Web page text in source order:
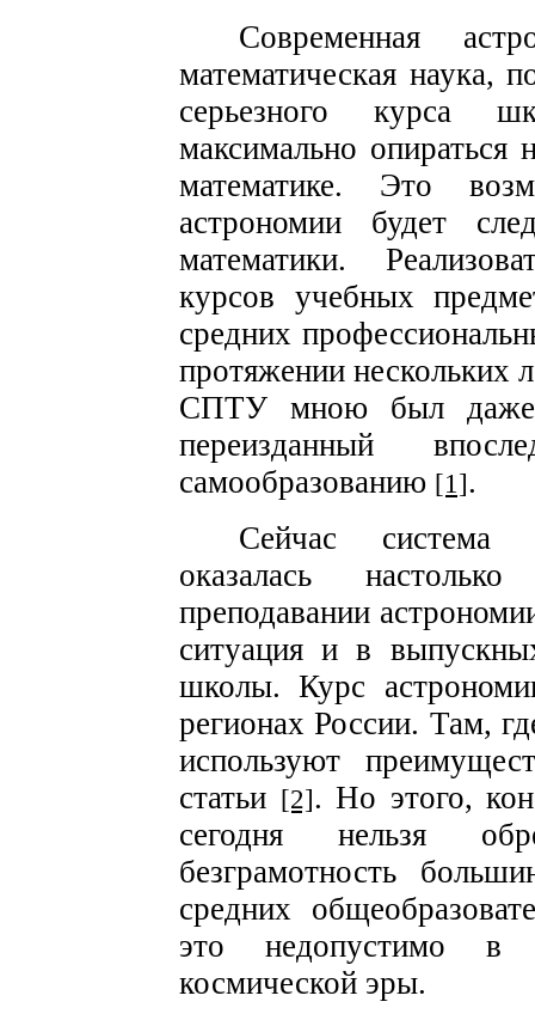
Современная
математическая наука,
серьезного курса
максимально
математике. Это
астрономии будет
математики.
курсов учебных
средних
протяжении нескольких
СПТУ мною был даже
переизданный
самообразованию [1].
Сейчас система
оказалась
преподавании
ситуация и в
школы. Курс
регионах России. Там,
используют
статьи [2]. Но этого,
сегодня нельзя
безграмотность
средних
это недопустимо в
космической эры.